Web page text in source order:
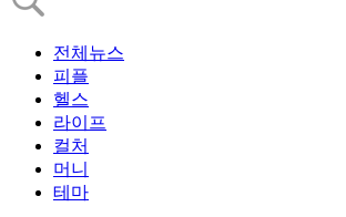
전체뉴스
피플
헬스
라이프
컬처
머니
테마